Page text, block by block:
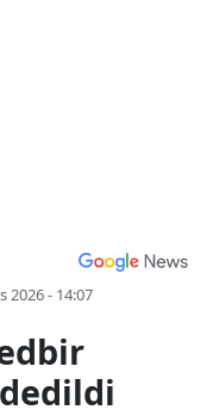
2026 - 14:07